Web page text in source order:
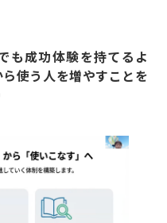
も成功体験を持てるよ
使う人を増やすことを